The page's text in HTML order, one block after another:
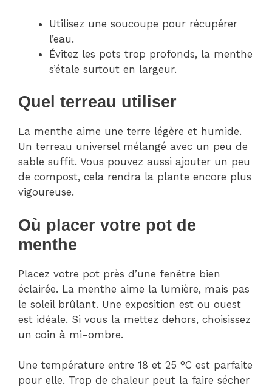
Utilisez une soucoupe pour récupérer
l’eau.
Évitez les pots trop profonds, la menthe
s’étale surtout en largeur.
Quel terreau utiliser
La menthe aime une terre légère et humide.
Un terreau universel mélangé avec un peu de
sable suffit. Vous pouvez aussi ajouter un peu
de compost, cela rendra la plante encore plus
vigoureuse.
Où placer votre pot de
menthe
Placez votre pot près d’une fenêtre bien
éclairée. La menthe aime la lumière, mais pas
le soleil brûlant. Une exposition est ou ouest
est idéale. Si vous la mettez dehors, choisissez
un coin à mi-ombre.
Une température entre 18 et 25 °C est parfaite
pour elle. Trop de chaleur peut la faire sécher